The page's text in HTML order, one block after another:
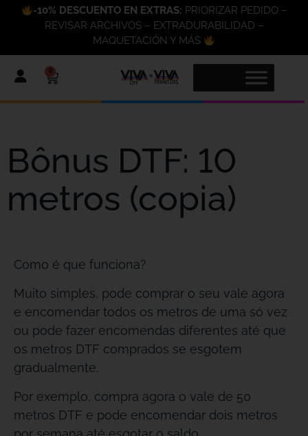
-10% DESCUENTO EN EXTRAS: PRIORIZAR PEDIDO –
REVISAR ARCHIVOS – EXTRADURABILIDAD –
MAQUETACIÓN Y MÁS
0
Bônus DTF: 10
metros (copia)
Como é que funciona?
Muito simples, pode comprar o seu vale agora
e encomendar todos os metros de uma só vez
ou pode fazer encomendas diferentes até que
os metros DTF comprados se esgotem
gradualmente.
Por exemplo, compra agora o vale de 50
metros DTF e pode encomendar dois metros